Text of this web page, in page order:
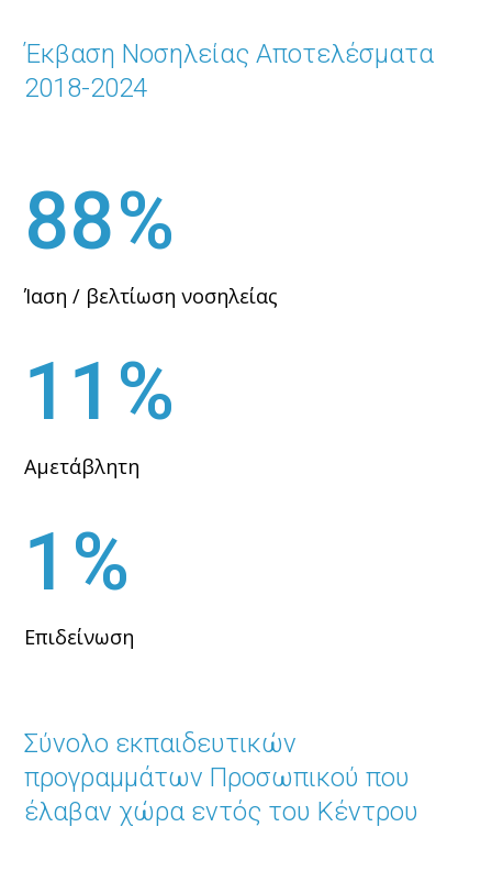
Έκβαση Νοσηλείας Αποτελέσματα
2018-2024
88
Ίαση / βελτίωση νοσηλείας
11
Αμετάβλητη
1
Επιδείνωση
Σύνολο εκπαιδευτικών
προγραμμάτων Προσωπικού που
έλαβαν χώρα εντός του Κέντρου